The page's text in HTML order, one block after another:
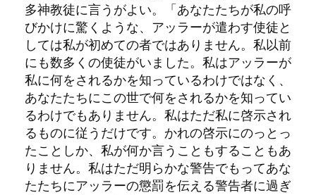
多神教徒に言うがよい。「あなたたちが私の呼
びかけに驚くような、アッラーが遣わす使徒と
しては私が初めての者ではありません。私以前
にも数多くの使徒がいました。私はアッラーが
私に何をされるかを知っているわけではなく、
あなたたちにこの世で何をされるかを知ってい
るわけでもありません。私はただ私に啓示され
るものに従うだけです。かれの啓示にのっとっ
たことしか、私が何か言うこともすることもあ
りません。私はただ明らかな警告でもってあな
たたちにアッラーの懲罰を伝える警告者に過ぎ